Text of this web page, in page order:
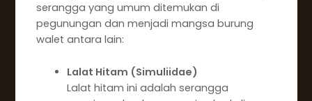
serangga yang umum ditemukan di
pegunungan dan menjadi mangsa burung
walet antara lain:
Lalat Hitam (Simuliidae)
Lalat hitam ini adalah serangga